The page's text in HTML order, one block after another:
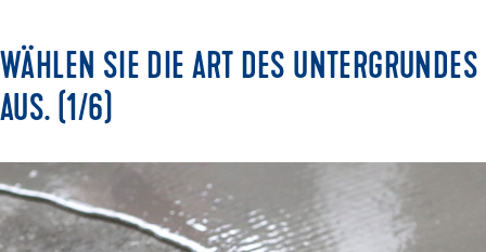
WÄHLEN SIE DIE ART DES UNTERGRUNDES
AUS. (1/6)